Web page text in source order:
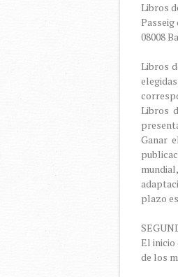
Libros
Passeig
08008
Libros
Libros
Ganar
plazo
El inicio
de los